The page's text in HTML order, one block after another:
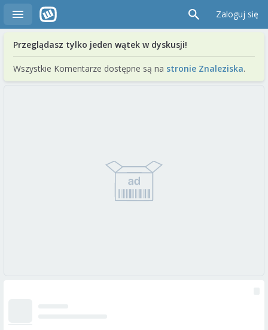
Zaloguj się
Przeglądasz tylko jeden wątek w dyskusji!
Wszystkie Komentarze dostępne są na stronie Znaleziska.